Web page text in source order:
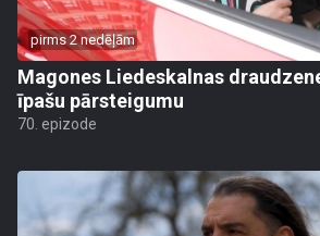
pirms 2 nedēļām
Magones Liedeskalnas
īpašu pārsteigumu
70. epizode